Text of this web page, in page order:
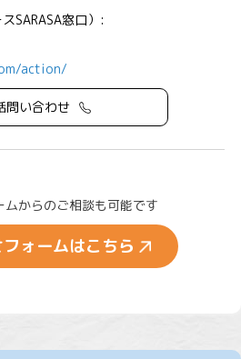
SARASA窓口）:
action/
問い合わせ
ムからのご相談も可能です
ォームはこちら